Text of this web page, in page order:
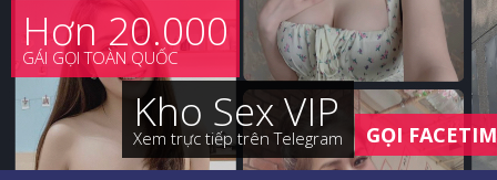
Hơn 20.000
GÁI GỌI TOÀN QUỐC
Kho Sex VIP
Xem trực tiếp trên Telegram GỌI